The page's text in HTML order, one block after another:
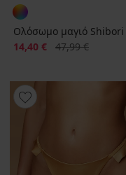
Ολόσωμο μαγιό Shibori
Έκπτωση
14,40 € Αρχική τιμή
47,99 €